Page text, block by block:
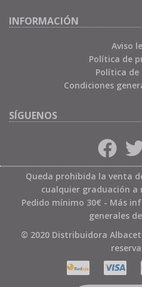
INFORMACIÓN
Aviso
Política de
Política de
Condiciones
SÍGUENOS
Queda prohibida la venta
cualquier graduación a
Pedido mínimo 30€ - Más
generales
© 2020 Distribuidora